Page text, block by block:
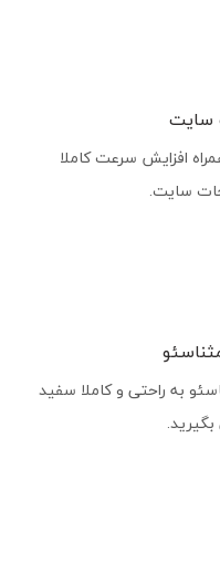
سایت
افزایش سرعت کاملا
سایت.
به راحتی و کاملا سفید